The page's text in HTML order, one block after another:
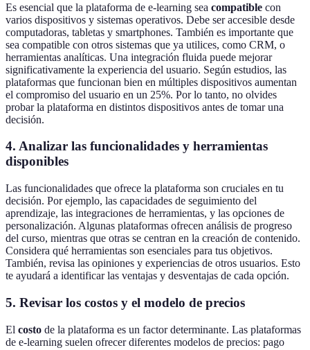
Es esencial que la plataforma de e-learning sea compatible con
varios dispositivos y sistemas operativos. Debe ser accesible desde
computadoras, tabletas y smartphones. También es importante que
sea compatible con otros sistemas que ya utilices, como CRM, o
herramientas analíticas. Una integración fluida puede mejorar
significativamente la experiencia del usuario. Según estudios, las
plataformas que funcionan bien en múltiples dispositivos aumentan
el compromiso del usuario en un 25%. Por lo tanto, no olvides
probar la plataforma en distintos dispositivos antes de tomar una
decisión.
4. Analizar las funcionalidades y herramientas
disponibles
Las funcionalidades que ofrece la plataforma son cruciales en tu
decisión. Por ejemplo, las capacidades de seguimiento del
aprendizaje, las integraciones de herramientas, y las opciones de
personalización. Algunas plataformas ofrecen análisis de progreso
del curso, mientras que otras se centran en la creación de contenido.
Considera qué herramientas son esenciales para tus objetivos.
También, revisa las opiniones y experiencias de otros usuarios. Esto
te ayudará a identificar las ventajas y desventajas de cada opción.
5. Revisar los costos y el modelo de precios
El costo de la plataforma es un factor determinante. Las plataformas
de e-learning suelen ofrecer diferentes modelos de precios: pago